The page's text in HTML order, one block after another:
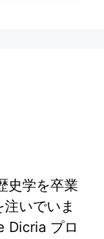
史学を卒業
いでいま
Dicria プロ